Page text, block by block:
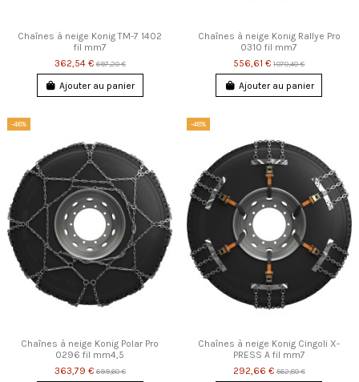
Chaînes à neige Konig TM-7 1402
fil mm7
362,54 €697,20 €
Ajouter au panier
Chaînes à neige Konig Rallye Pro
0310 fil mm7
556,61 €1 070,40 €
Ajouter au panier
-48%
Chaînes à neige Konig Polar Pro
0296 fil mm4,5
363,79 €699,60 €
-48%
Chaînes à neige Konig Cingoli X-
PRESS A fil mm7
292,66 €562,80 €